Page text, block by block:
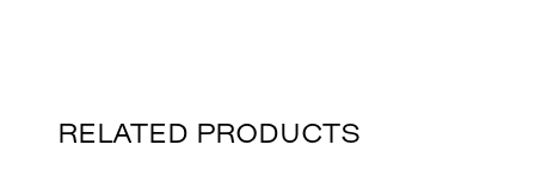
RELATED PRODUCTS